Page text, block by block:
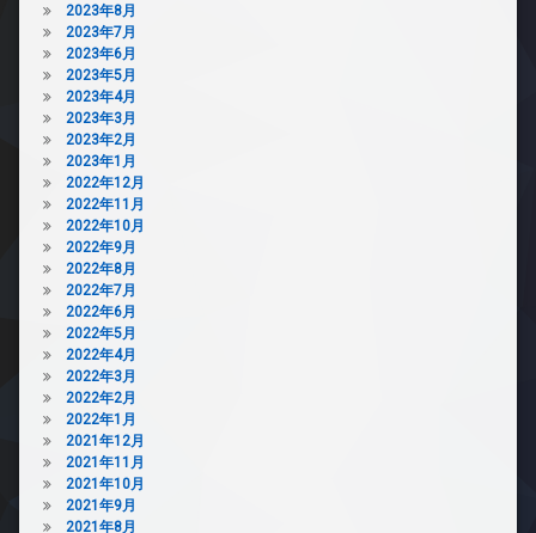
2023年8月
2023年7月
2023年6月
2023年5月
2023年4月
2023年3月
2023年2月
2023年1月
2022年12月
2022年11月
2022年10月
2022年9月
2022年8月
2022年7月
2022年6月
2022年5月
2022年4月
2022年3月
2022年2月
2022年1月
2021年12月
2021年11月
2021年10月
2021年9月
2021年8月